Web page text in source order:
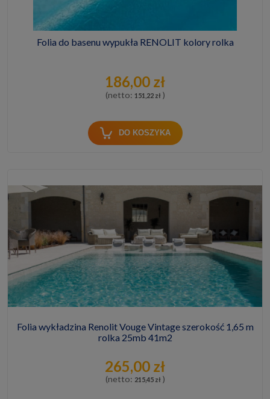
Folia do basenu wypukła RENOLIT kolory rolka
186,00 zł
(netto: 151,22 zł )
DO KOSZYKA
Folia wykładzina Renolit Vouge Vintage szerokość 1,65 m
rolka 25mb 41m2
265,00 zł
(netto: 215,45 zł )